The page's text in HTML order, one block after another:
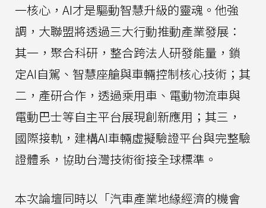
一核心，AI才是驅動智慧升級的靈魂。他強
調，大聯盟將透過三大行動推動產業發展：
其一，聚合科研，整合跨法人研發能量，鎖
定AI自駕、智慧座艙與車輛控制核心技術；其
二，產研合作，透過乘用車、電動物流車與
電動巴士等自主平台展現創新應用；其三，
國際接軌，建構AI車輛虛擬驗證平台與完整驗
證體系，協助台灣技術銜接全球標準。
本次論壇同時以「汽車產業地緣經濟的機會